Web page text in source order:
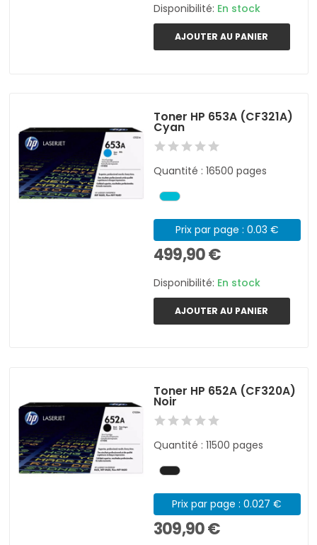
Disponibilité: En stock
AJOUTER AU PANIER
Toner HP 653A (CF321A)
Cyan
Quantité : 16500 pages
Prix par page : 0.03 €
499,90 €
Disponibilité: En stock
AJOUTER AU PANIER
Toner HP 652A (CF320A)
Noir
Quantité : 11500 pages
Prix par page : 0.027 €
309,90 €